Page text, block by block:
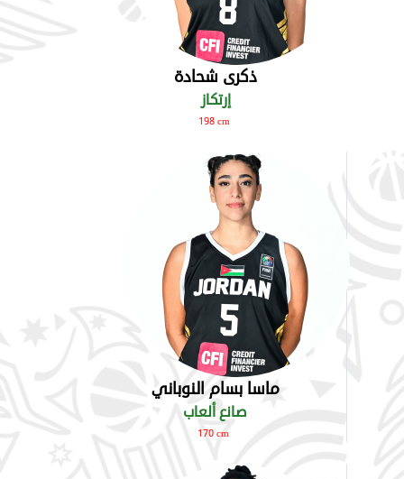
ذكرى شحادة
إرتكاز
198 cm
ماسا بسام النوباني
صانع ألعاب
170 cm